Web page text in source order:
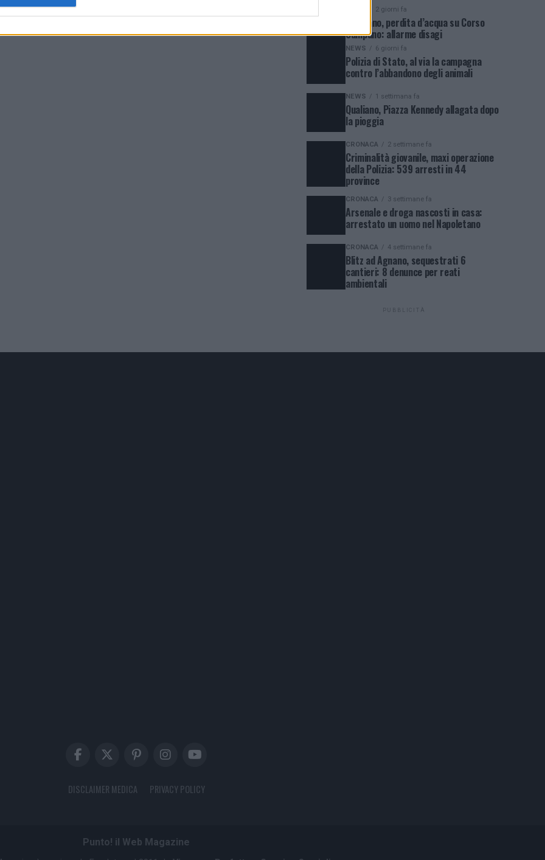
2 giorni fa
Giugliano, perdita d’acqua su Corso
Campano: allarme disagi
NEWS 6 giorni fa
Polizia di Stato, al via la campagna
contro l’abbandono degli animali
NEWS 1 settimana fa
Qualiano, Piazza Kennedy allagata dopo
la pioggia
CRONACA 2 settimane fa
Criminalità giovanile, maxi operazione
della Polizia: 539 arresti in 44
province
CRONACA 3 settimane fa
Arsenale e droga nascosti in casa:
arrestato un uomo nel Napoletano
CRONACA 4 settimane fa
Blitz ad Agnano, sequestrati 6
cantieri: 8 denunce per reati
ambientali
PUBBLICITÀ
DISCLAIMER MEDICA PRIVACY POLICY
Punto! il Web Magazine